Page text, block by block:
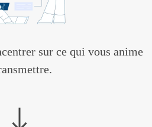
sur ce qui vous anime